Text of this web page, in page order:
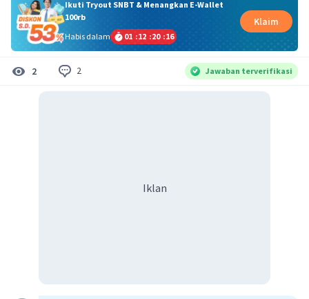
Ikuti Tryout SNBT & Menangkan E-Wallet
100rb
Habis dalam
01 :12 :20 :16
Klaim
2 2 Jawaban terverifikasi
Iklan